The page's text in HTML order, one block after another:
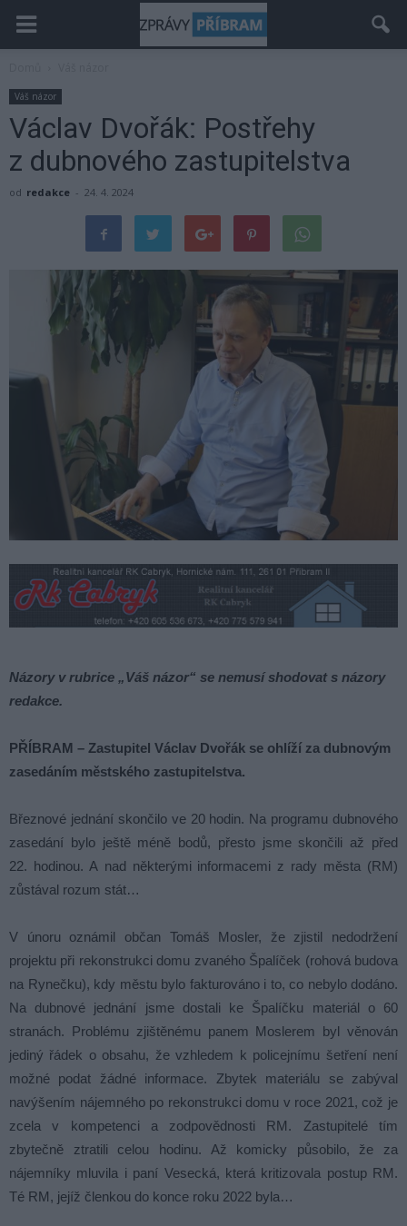
Váš názor
Václav Dvořák: Postřehy
z dubnového zastupitelstva
od redakce - 24. 4. 2024
Názory v rubrice „Váš názor“ se nemusí shodovat s názory
redakce.
PŘÍBRAM – Zastupitel Václav Dvořák se ohlíží za dubnovým
zasedáním městského zastupitelstva.
Březnové jednání skončilo ve 20 hodin. Na programu dubnového
zasedání bylo ještě méně bodů, přesto jsme skončili až před
22. hodinou. A nad některými informacemi z rady města (RM)
zůstával rozum stát…
V únoru oznámil občan Tomáš Mosler, že zjistil nedodržení
projektu při rekonstrukci domu zvaného Špalíček (rohová budova
na Rynečku), kdy městu bylo fakturováno i to, co nebylo dodáno.
Na dubnové jednání jsme dostali ke Špalíčku materiál o 60
stranách. Problému zjištěnému panem Moslerem byl věnován
jediný řádek o obsahu, že vzhledem k policejnímu šetření není
možné podat žádné informace. Zbytek materiálu se zabýval
navýšením nájemného po rekonstrukci domu v roce 2021, což je
zcela v kompetenci a zodpovědnosti RM. Zastupitelé tím
zbytečně ztratili celou hodinu. Až komicky působilo, že za
nájemníky mluvila i paní Vesecká, která kritizovala postup RM.
Té RM, jejíž členkou do konce roku 2022 byla…